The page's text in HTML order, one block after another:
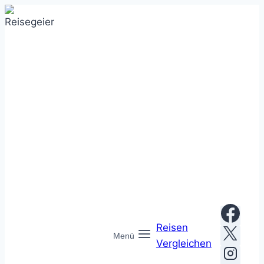
Zum
Inhalt
Menü
Reisen
Vergleichen